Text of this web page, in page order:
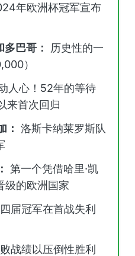
年欧洲杯冠军宣布
巴哥：
历史性的一
）
人心！52年的等待
来首次回归
： 洛斯卡纳莱罗斯队
第一个凭借哈里·凯
级的欧洲国家
四届冠军在首战失利
战绩以压倒性胜利